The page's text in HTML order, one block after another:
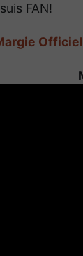
FAN!
Officiel